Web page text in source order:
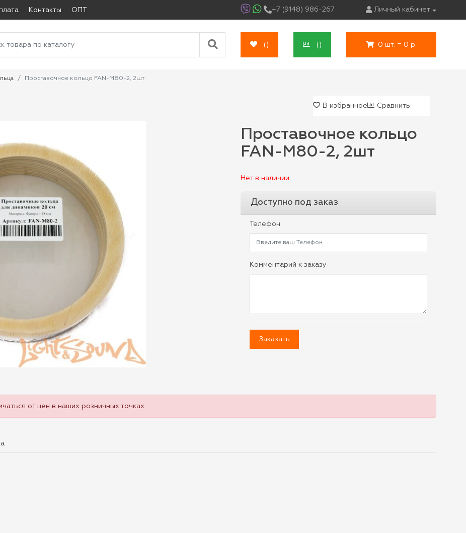
Контакты ОПТ +7 (9148) 986-267 Личный кабинет
() () 0 шт. = 0 р.
Проставочное кольцо FAN-M80-2, 2шт
В избранное Сравнить
Проставочное кольцо
FAN-M80-2, 2шт
Нет в наличии
Доступно под заказ
Телефон
Комментарий к заказу
Заказать
от цен в наших розничных точках.